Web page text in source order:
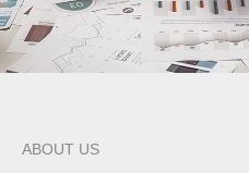
ABOUT US